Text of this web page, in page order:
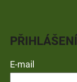
PŘIHLÁŠENÍ
E-mail